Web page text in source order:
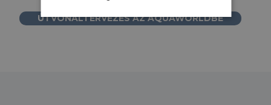
ÚTVONALTERVEZÉS AZ AQUAWORLDBE